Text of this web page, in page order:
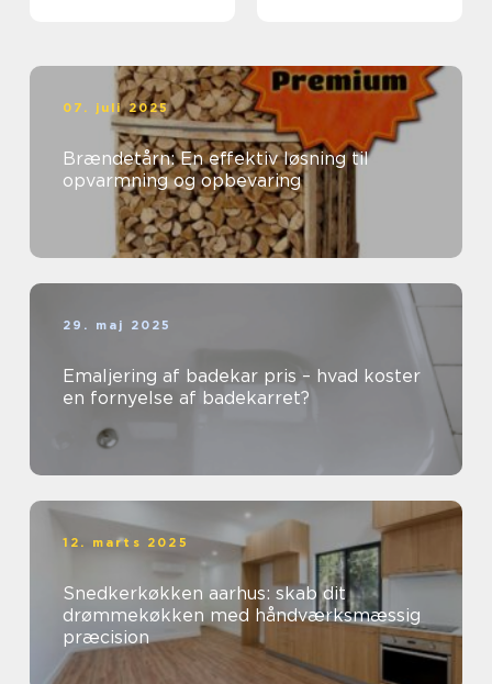
07. juli 2025
Brændetårn: En effektiv løsning til
opvarmning og opbevaring
29. maj 2025
Emaljering af badekar pris – hvad koster
en fornyelse af badekarret?
12. marts 2025
Snedkerkøkken aarhus: skab dit
drømmekøkken med håndværksmæssig
præcision